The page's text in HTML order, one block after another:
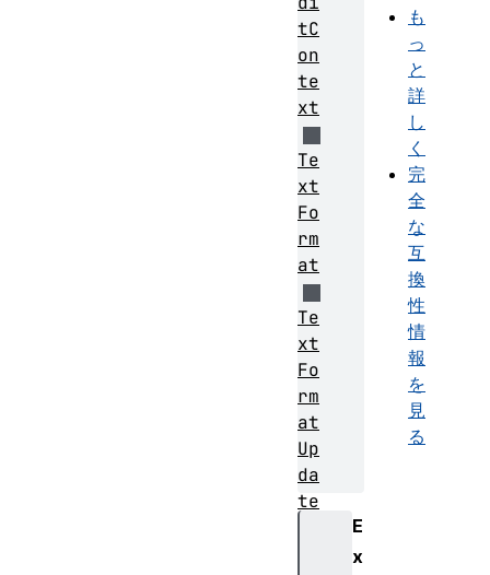
も
っ
と
詳
し
く
完
全
な
互
換
性
情
報
を
見
る
E
x
tC
on
te
xt
Te
xt
Fo
rm
at
Te
xt
Fo
rm
at
Up
da
te